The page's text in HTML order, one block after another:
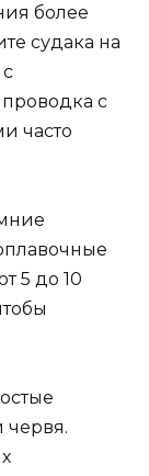
более
судака на
с
часто
5 до 10
червя.